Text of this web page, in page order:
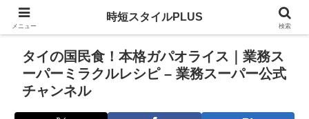
タイの国民食！本格ガパオライス｜業務ス
ーパーミラクルレシピ – 業務スーパー公式
チャンネル
メニュー
時短スタイルPLUS
検索